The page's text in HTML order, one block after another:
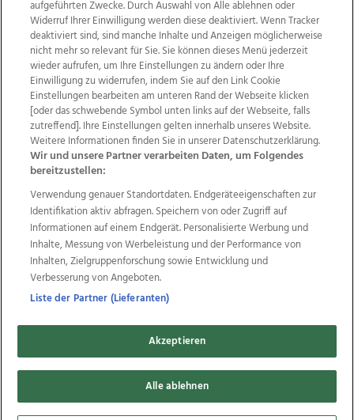
Wir über uns Mediadaten Kontakt
Jobs
Datenschutz
Impressum
AGB Anzeigekunden
AGB Website
Ehrenkodex Politische Werbung
Weitere Angebote des Medienhauses Wimmer
TV1 di-mog-i.at OÖNow
Ischler Woche
Life Radio
OÖNachrichten
OÖN Immobilien
OÖN Karriere
OÖN Reise
Promenaden Galerien
Regionaljobs
wasistlos.at wirtrauern.at
Copyrights © 2026 Tips Zeitungs GmbH & Co KG
developed by
aufgeführten Zwecke. Durch Auswahl von Alle ablehnen oder
Widerruf Ihrer Einwilligung werden diese deaktiviert. Wenn Tracker
deaktiviert sind, sind manche Inhalte und Anzeigen möglicherweise
nicht mehr so relevant für Sie. Sie können dieses Menü jederzeit
wieder aufrufen, um Ihre Einstellungen zu ändern oder Ihre
Einwilligung zu widerrufen, indem Sie auf den Link Cookie
Einstellungen bearbeiten am unteren Rand der Webseite klicken
[oder das schwebende Symbol unten links auf der Webseite, falls
zutreffend]. Ihre Einstellungen gelten innerhalb unseres Website.
Weitere Informationen finden Sie in unserer Datenschutzerklärung.
Wir und unsere Partner verarbeiten Daten, um Folgendes
bereitzustellen:
Verwendung genauer Standortdaten. Endgeräteeigenschaften zur
Identifikation aktiv abfragen. Speichern von oder Zugriff auf
Informationen auf einem Endgerät. Personalisierte Werbung und
Inhalte, Messung von Werbeleistung und der Performance von
Inhalten, Zielgruppenforschung sowie Entwicklung und
Verbesserung von Angeboten.
Liste der Partner (Lieferanten)
Akzeptieren
Alle ablehnen